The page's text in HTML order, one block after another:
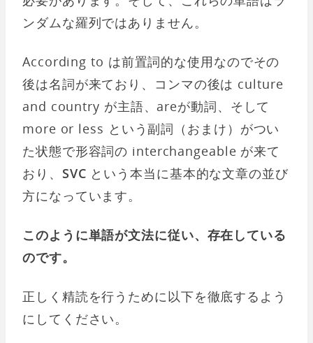
ンダムな羅列ではありません。
According to は前置詞的な使用なのでその
後は名詞が来ており、コンマの後は culture
and country が主語、areが動詞、そして
more or less という副詞（おまけ）がつい
た状態で形容詞の interchangeable が来て
おり、 SVC という本当に基本的な文章の並び
方になっています。
このように単語が文法に従い、存在している
のです。
正しく精読を行うために以下を徹底するよう
にしてください。